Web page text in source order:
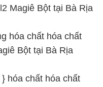
Magiê Bột tại Bà Rịa
hóa chất hóa chất
Bột tại Bà Rịa
hóa chất hóa chất